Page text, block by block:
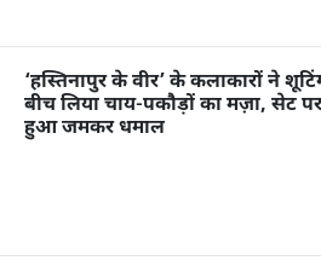
‘हस्तिनापुर के वीर’ के कलाकारों ने
बीच लिया चाय-पकौड़ों का मज़ा, सेट पर
हुआ जमकर धमाल